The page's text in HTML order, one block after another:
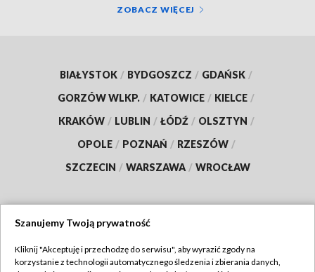
ZOBACZ WIĘCEJ
BIAŁYSTOK / BYDGOSZCZ / GDAŃSK /
GORZÓW WLKP. / KATOWICE / KIELCE /
KRAKÓW / LUBLIN / ŁÓDŹ / OLSZTYN /
OPOLE / POZNAŃ / RZESZÓW /
SZCZECIN / WARSZAWA / WROCŁAW
TVP
Szanujemy Twoją prywatność
Kliknij "Akceptuję i przechodzę do serwisu", aby wyrazić zgody na
korzystanie z technologii automatycznego śledzenia i zbierania danych,